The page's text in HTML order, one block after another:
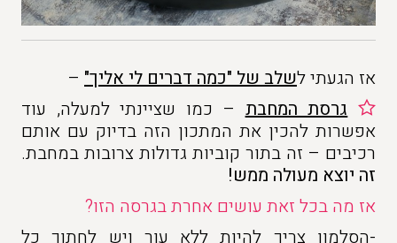
אז הגעתי לשלב של "כמה דברים לי אליך" –
גרסת המחבת – כמו שציינתי למעלה, עוד
אפשרות להכין את המתכון הזה בדיוק עם אותם
רכיבים – זה בתור קוביות גדולות צרובות במחבת.
זה יוצא מעולה ממש!
אז מה בכל זאת עושים אחרת בגרסה הזו?
-הסלמון צריך להיות ללא עור ויש לחתוך כל